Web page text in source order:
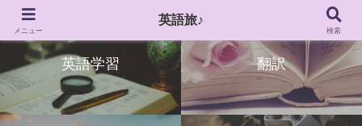
英語学習 翻訳
メニュー
英語旅♪
検索